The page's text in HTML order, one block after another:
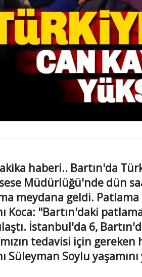
haberi.. Bartın'da
Müdürlüğü'nde dün
meydana geldi. Patlama
Koca: "Bartın'daki
İstanbul'da 6,
tedavisi için gereken
Süleyman Soylu